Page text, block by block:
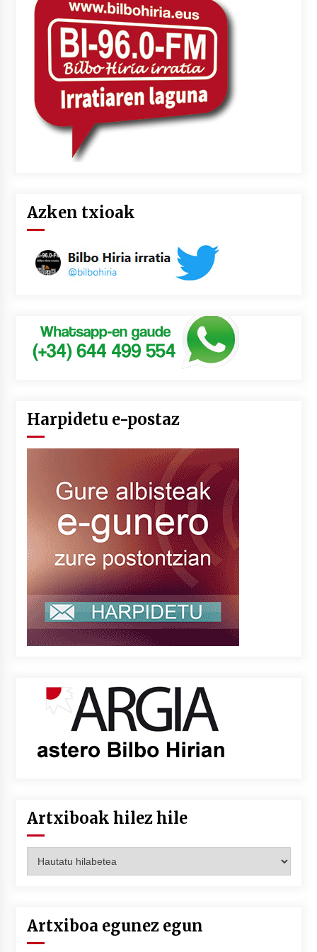
2026/07/03
MUSIBLA #297: Bide, Boards Of Canada, Somak,
Tiga, Twisted Teens, Underscores, Habia
2026/07/02
Azken txioak
Harpidetu e-postaz
Artxiboak hilez hile
hilez
Artxiboa egunez egun